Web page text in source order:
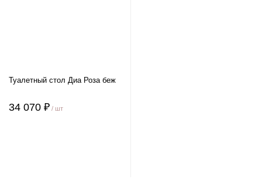
Туалетный стол Диа Роза беж
34 070 ₽ / шт